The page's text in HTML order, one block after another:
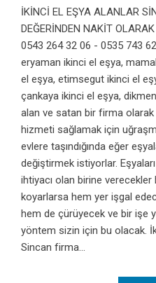
İKİNCİ EL EŞYA ALANLAR
DEĞERİNDEN NAKİT
0543 264 32 06 - 0535 743
eryaman ikinci el eşya,
el eşya, etimsegut ikinci el
çankaya ikinci el eşya,
alan ve satan bir firma
hizmeti sağlamak için
evlere taşındığında eğer
değiştirmek istiyorlar.
ihtiyacı olan birine
koyarlarsa hem yer işgal
hem de çürüyecek ve bir işe
yöntem sizin için bu olacak.
Sincan firma...